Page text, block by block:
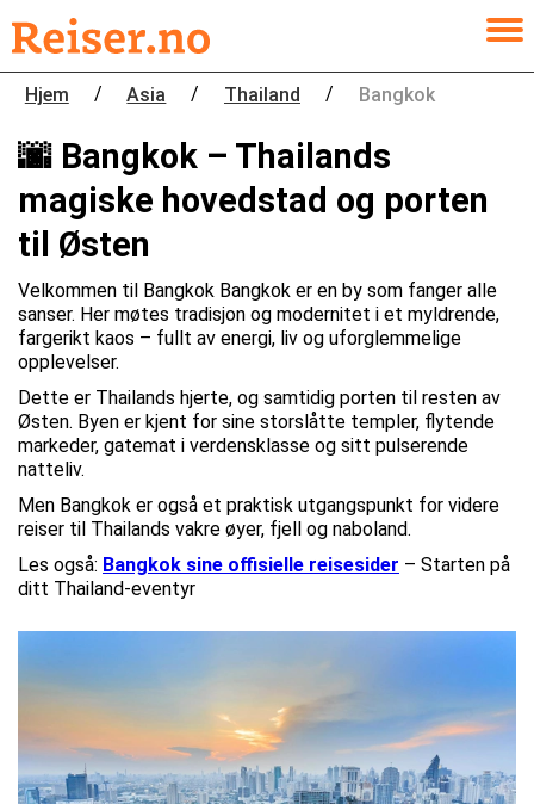
Hjem / Asia / Thailand / Bangkok
🌆 Bangkok – Thailands
magiske hovedstad og porten
til Østen
Velkommen til Bangkok Bangkok er en by som fanger alle
sanser. Her møtes tradisjon og modernitet i et myldrende,
fargerikt kaos – fullt av energi, liv og uforglemmelige
opplevelser.
Dette er Thailands hjerte, og samtidig porten til resten av
Østen. Byen er kjent for sine storslåtte templer, flytende
markeder, gatemat i verdensklasse og sitt pulserende
natteliv.
Men Bangkok er også et praktisk utgangspunkt for videre
reiser til Thailands vakre øyer, fjell og naboland.
Les også: Bangkok sine offisielle reisesider – Starten på
ditt Thailand-eventyr